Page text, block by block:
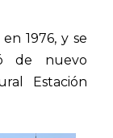
1976, y se
de nuevo
Estación